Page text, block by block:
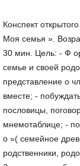
Конспект
Моя семья ».
30 мин. Цель: - Ф
семье и своей
представление о
вместе; -
пословицы,
мнемотаблице; -
о »( семейное
родственники,